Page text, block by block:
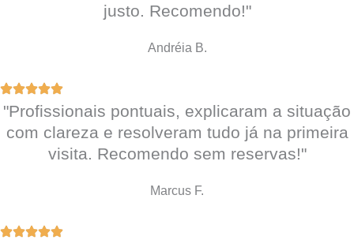
justo. Recomendo!"
Andréia B.
"Profissionais pontuais, explicaram a situação
com clareza e resolveram tudo já na primeira
visita. Recomendo sem reservas!"
Marcus F.